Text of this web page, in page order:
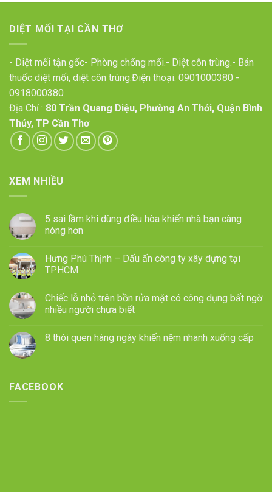
DIỆT MỐI TẠI CẦN THƠ
- Diệt mối tận gốc- Phòng chống mối.- Diệt côn trùng.- Bán
thuốc diệt mối, diệt côn trùng.Điện thoại: 0901000380 -
0918000380
Địa Chỉ : 80 Trần Quang Diệu, Phường An Thới, Quận Bình
Thủy, TP Cần Thơ
XEM NHIỀU
5 sai lầm khi dùng điều hòa khiến nhà bạn càng
nóng hơn
Hưng Phú Thịnh – Dấu ấn công ty xây dựng tại
TPHCM
Chiếc lỗ nhỏ trên bồn rửa mặt có công dụng bất ngờ
nhiều người chưa biết
8 thói quen hàng ngày khiến nệm nhanh xuống cấp
FACEBOOK